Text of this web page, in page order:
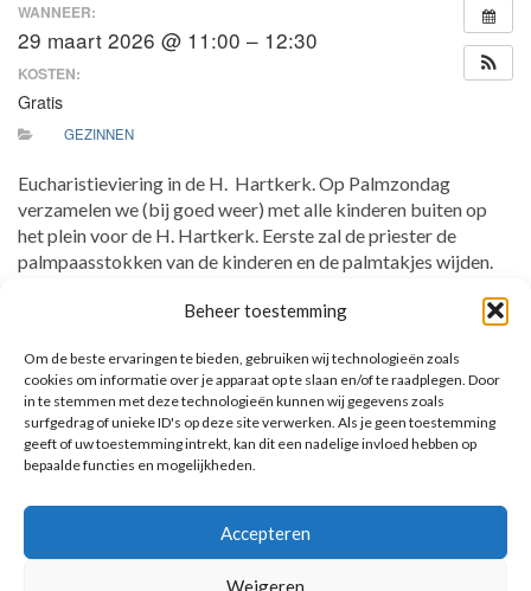
Beheer toestemming
Om de beste ervaringen te bieden, gebruiken wij technologieën zoals
cookies om informatie over je apparaat op te slaan en/of te raadplegen. Door
in te stemmen met deze technologieën kunnen wij gegevens zoals
surfgedrag of unieke ID's op deze site verwerken. Als je geen toestemming
geeft of uw toestemming intrekt, kan dit een nadelige invloed hebben op
bepaalde functies en mogelijkheden.
Accepteren
Weigeren
WANNEER:
29 maart 2026 @ 11:00 – 12:30
KOSTEN:
Gratis
GEZINNEN
Eucharistieviering in de H. Hartkerk. Op Palmzondag
verzamelen we (bij goed weer) met alle kinderen buiten op
het plein voor de H. Hartkerk. Eerste zal de priester de
palmpaasstokken van de kinderen en de palmtakjes wijden.
binnen. Na de processie gaan alle kinderen naar de
sterven van Christus zullen horen en zien. Zo beginnen we de
Goede Week, op weg naar het grote Hoogfeest van Pasen.